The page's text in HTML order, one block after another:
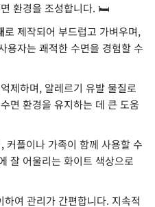
환경을 조성합니다. 🛏️
로 제작되어 부드럽고 가벼우며,
용자는 쾌적한 수면을 경험할 수
제하며, 알레르기 유발 물질로
면 환경을 유지하는 데 큰 도움
커플이나 가족이 함께 사용할 수
잘 어울리는 화이트 색상으로
여 관리가 간편합니다. 지속적